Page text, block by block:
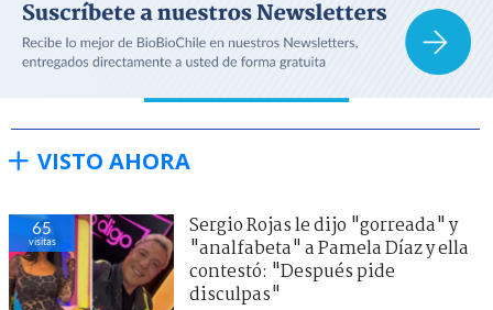
VISTO AHORA
65
visitas
Sergio Rojas le dijo "gorreada" y
"analfabeta" a Pamela Díaz y ella
contestó: "Después pide
disculpas"